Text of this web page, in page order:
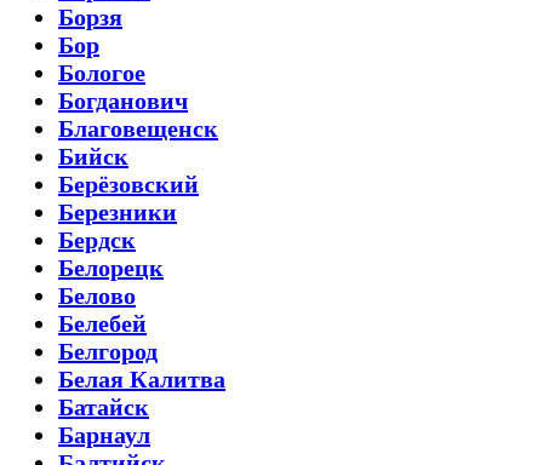
Борзя
Бор
Бологое
Богданович
Благовещенск
Бийск
Берёзовский
Березники
Бердск
Белорецк
Белово
Белебей
Белгород
Белая Калитва
Батайск
Барнаул